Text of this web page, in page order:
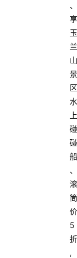
、
享
玉
兰
山
景
区
水
上
碰
碰
船
、
滚
筒
价
5
折
,